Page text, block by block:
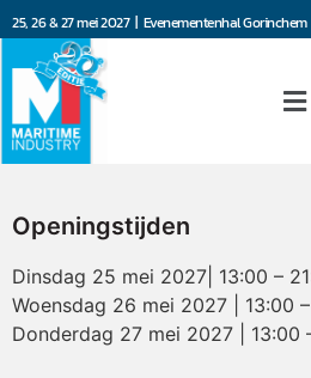
25, 26 & 27 mei 2027 | Evenementenhal Gorinchem
Openingstijden
Dinsdag 25 mei 2027| 13:00 –
Woensdag 26 mei 2027 | 13:00
Donderdag 27 mei 2027 | 13:00